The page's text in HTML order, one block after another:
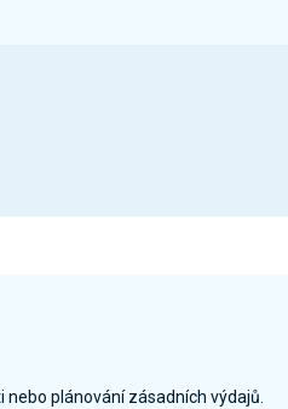
plánování zásadních výdajů.